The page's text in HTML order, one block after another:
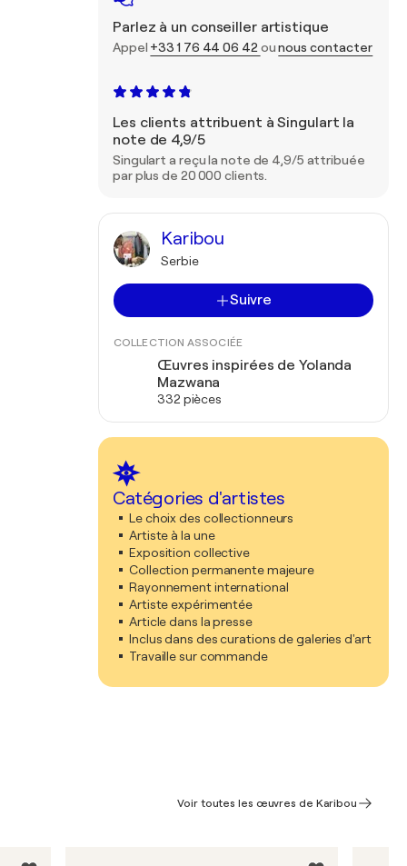
Parlez à un conseiller artistique
Appel +33 1 76 44 06 42 ounous contacter
Les clients attribuent à Singulart la
note de 4,9/5
Singulart a reçu la note de 4,9/5 attribuée
par plus de 20 000 clients.
Karibou
Serbie
Suivre
COLLECTION ASSOCIÉE
Œuvres inspirées de Yolanda
Mazwana
332 pièces
Catégories d'artistes
Le choix des collectionneurs
Artiste à la une
Exposition collective
Collection permanente majeure
Rayonnement international
Artiste expérimentée
Article dans la presse
Inclus dans des curations de galeries d'art
Travaille sur commande
Voir toutes les œuvres de Karibou